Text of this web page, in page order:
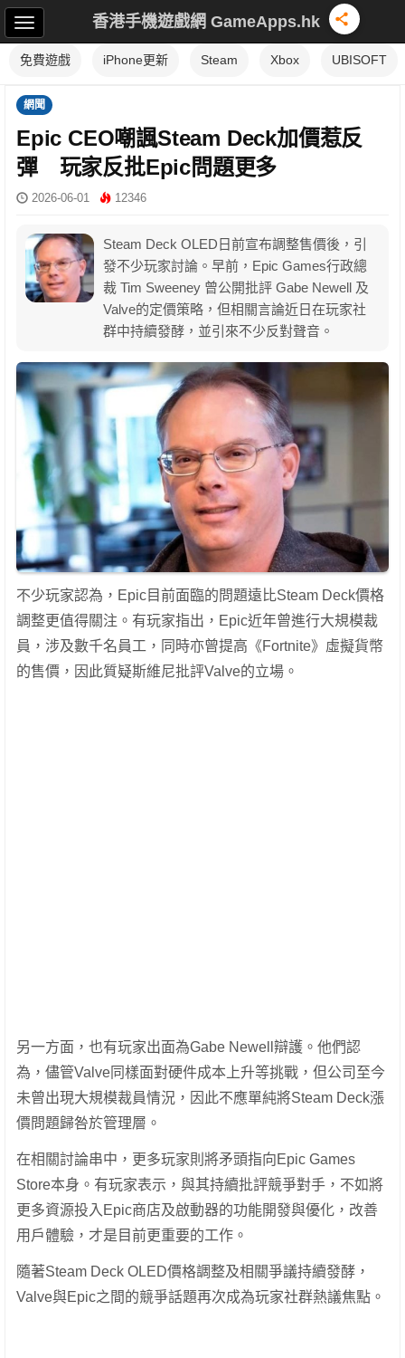
香港手機遊戲網 GameApps.hk
免費遊戲 iPhone更新 Steam Xbox UBISOFT
網聞
Epic CEO嘲諷Steam Deck加價惹反
彈 玩家反批Epic問題更多
2026-06-01 12346
Steam Deck OLED日前宣布調整售價後，引
發不少玩家討論。早前，Epic Games行政總
裁 Tim Sweeney 曾公開批評 Gabe Newell 及
Valve的定價策略，但相關言論近日在玩家社
群中持續發酵，並引來不少反對聲音。
不少玩家認為，Epic目前面臨的問題遠比Steam Deck價格
調整更值得關注。有玩家指出，Epic近年曾進行大規模裁
員，涉及數千名員工，同時亦曾提高《Fortnite》虛擬貨幣
的售價，因此質疑斯維尼批評Valve的立場。
另一方面，也有玩家出面為Gabe Newell辯護。他們認
為，儘管Valve同樣面對硬件成本上升等挑戰，但公司至今
未曾出現大規模裁員情況，因此不應單純將Steam Deck漲
價問題歸咎於管理層。
在相關討論串中，更多玩家則將矛頭指向Epic Games
Store本身。有玩家表示，與其持續批評競爭對手，不如將
更多資源投入Epic商店及啟動器的功能開發與優化，改善
用戶體驗，才是目前更重要的工作。
隨著Steam Deck OLED價格調整及相關爭議持續發酵，
Valve與Epic之間的競爭話題再次成為玩家社群熱議焦點。